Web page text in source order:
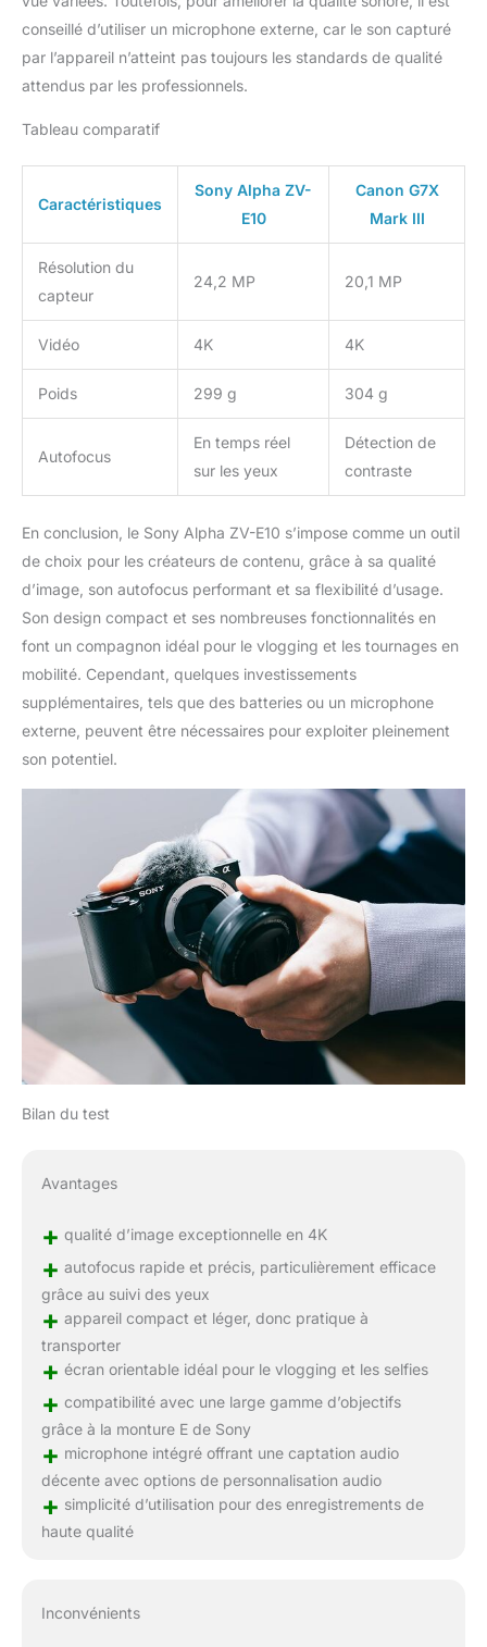
LCD) (norme CIPA)
conseillé d’utiliser un microphone externe, car le son capturé
par l’appareil n’atteint pas toujours les standards de qualité
attendus par les professionnels.
Tableau comparatif
Caractéristiques
Sony Alpha ZV-
E10
Canon G7X
Mark III
Résolution du
capteur
24,2 MP 20,1 MP
Vidéo 4K 4K
Poids 299 g 304 g
Autofocus
En temps réel
sur les yeux
Détection de
contraste
En conclusion, le Sony Alpha ZV-E10 s’impose comme un outil
de choix pour les créateurs de contenu, grâce à sa qualité
d’image, son autofocus performant et sa flexibilité d’usage.
Son design compact et ses nombreuses fonctionnalités en
font un compagnon idéal pour le vlogging et les tournages en
mobilité. Cependant, quelques investissements
supplémentaires, tels que des batteries ou un microphone
externe, peuvent être nécessaires pour exploiter pleinement
son potentiel.
Bilan du test
Avantages
+ qualité d’image exceptionnelle en 4K
+ autofocus rapide et précis, particulièrement efficace
grâce au suivi des yeux
+ appareil compact et léger, donc pratique à
transporter
+ écran orientable idéal pour le vlogging et les selfies
+ compatibilité avec une large gamme d’objectifs
grâce à la monture E de Sony
+ microphone intégré offrant une captation audio
décente avec options de personnalisation audio
+ simplicité d’utilisation pour des enregistrements de
haute qualité
Inconvénients